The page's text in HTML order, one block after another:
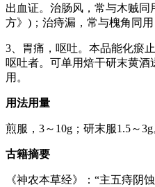
出血证。治肠风，常与木贼
方》)；治痔漏，常与槐角同
3、胃痛，呕吐。本品能化瘀
呕吐者。可单用焙干研末黄酒
用。
用法用量
煎服，3～10g；研末服1.5～3g
古籍摘要
《神农本草经》：“主五痔阴